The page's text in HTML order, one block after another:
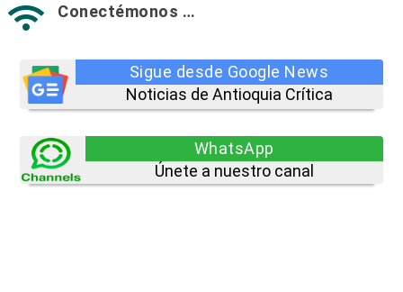
 Conectémonos …
Sigue desde Google News
Noticias de Antioquia Crítica
WhatsApp
Únete a nuestro canal